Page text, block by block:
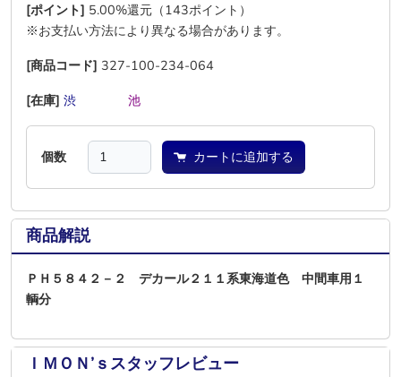
[ポイント] 5.00%還元（143ポイント）
※お支払い方法により異なる場合があります。
[商品コード] 327-100-234-064
[在庫] 渋 池
個数 カートに追加する
商品解説
ＰＨ５８４２－２ デカール２１１系東海道色 中間車用１
輌分
ＩＭＯＮ’ｓスタッフレビュー